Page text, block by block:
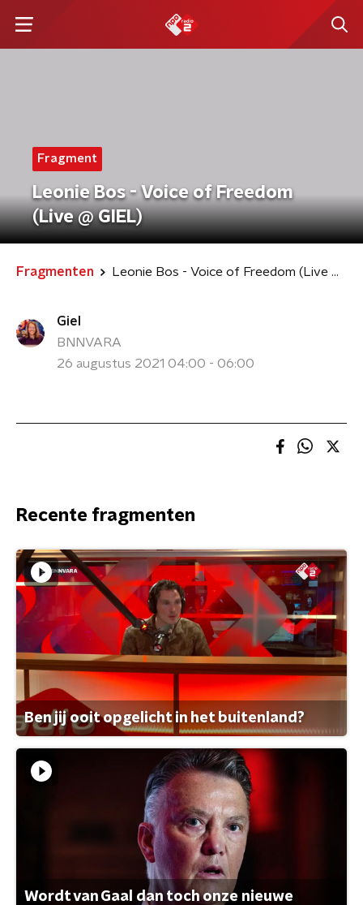
Fragment
Leonie Bos - Voice of Freedom
(Live @ GIEL)
Fragmenten Leonie Bos - Voice of Freedom (Live @ GIEL)
Giel
BNNVARA
26 augustus 2021 04:00 - 06:00
Recente fragmenten
Ben jij ooit opgelicht in het buitenland?
Wordt van Gaal dan toch onze nieuwe